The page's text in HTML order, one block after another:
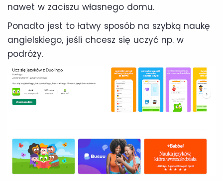
nawet w zaciszu własnego domu.
Ponadto jest to łatwy sposób na szybką naukę
angielskiego, jeśli chcesz się uczyć np. w
podróży.